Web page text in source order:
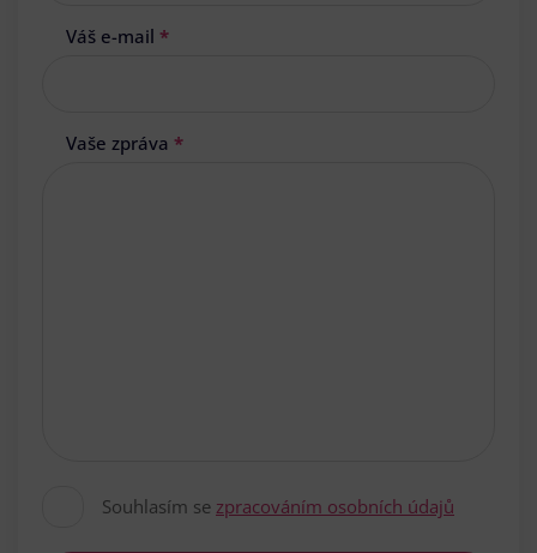
Váš e-mail *
Vaše zpráva *
Souhlasím se zpracováním osobních údajů